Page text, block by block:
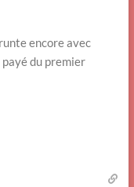
encore avec
payé du premier